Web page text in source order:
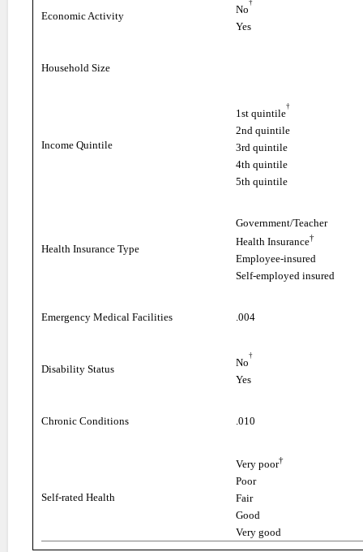
Economic Activity
No
†
Yes
Household Size
Income Quintile
1st quintile
†
2nd quintile
3rd quintile
4th quintile
5th quintile
Health Insurance Type
Government/Teacher
Health Insurance†
Employee-insured
Self-employed insured
Emergency Medical Facilities .004
Disability Status
No
†
Yes
Chronic Conditions .010
Self-rated Health
Very poor†
Poor
Fair
Good
Very good